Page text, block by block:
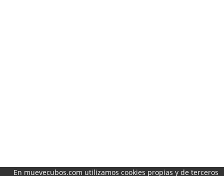
En muevecubos.com utilizamos cookies propias y de terceros